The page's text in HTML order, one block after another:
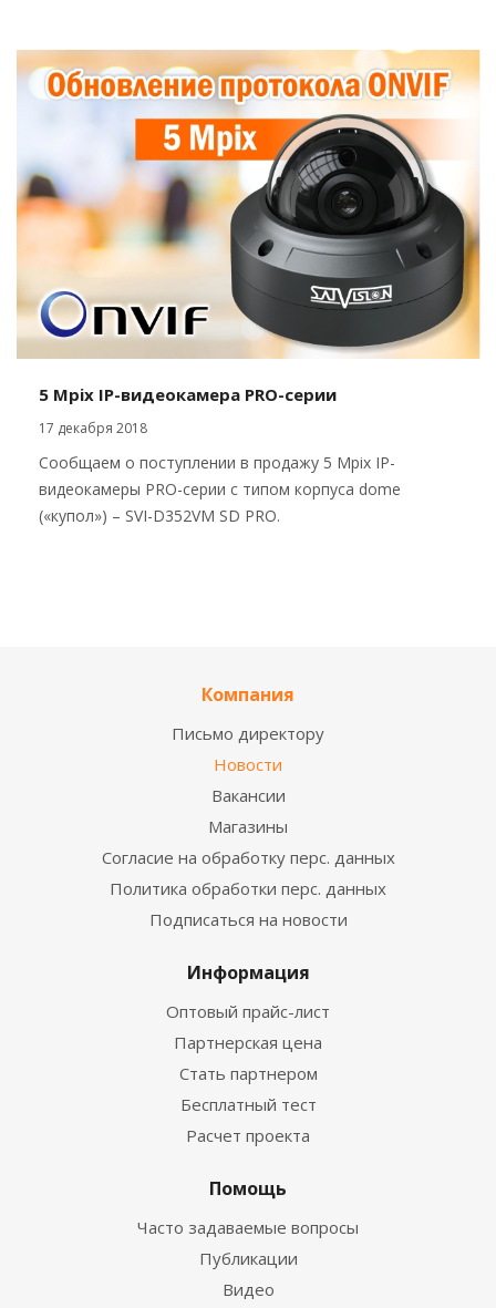
5 Mpix IP-видеокамера PRO-серии
17 декабря 2018
Сообщаем о поступлении в продажу 5 Mpix IP-
видеокамеры PRO-серии с типом корпуса dome
(«купол») – SVI-D352VM SD PRO.
Компания
Письмо директору
Новости
Вакансии
Магазины
Согласие на обработку перс. данных
Политика обработки перс. данных
Подписаться на новости
Информация
Оптовый прайс-лист
Партнерская цена
Стать партнером
Бесплатный тест
Расчет проекта
Помощь
Часто задаваемые вопросы
Публикации
Видео